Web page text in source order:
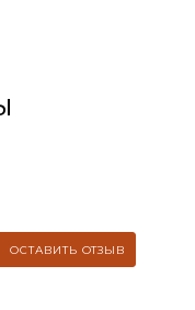
ОСТАВИТЬ ОТЗЫВ